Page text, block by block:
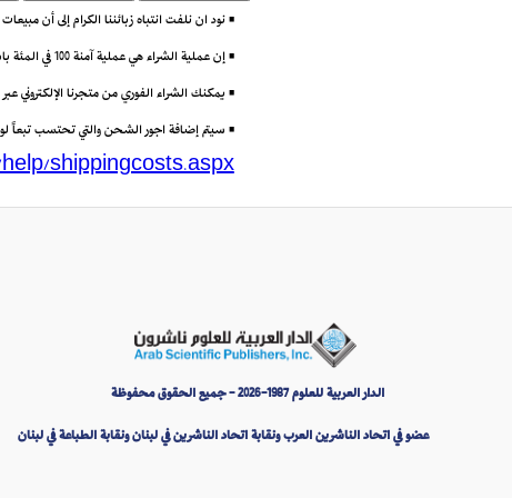
• نود ان نلفت انتباه زبائننا الكرام إلى أن
• إن عملية الشراء هي عملية آمنة 100 في المئة باستعمال تقنية (Secure Socket Layer) أو SSL التي تتيح إرسال البيانات مشفرة عبر الانترنت.
• يمكنك الشراء الفوري من متجرنا
• سيتم إضافة اجور الشحن والتي تحتسب تبعاً
shippingcosts.aspx
الدار العربية للعلوم 1987-2026 - جميع الحقوق محفوظة
عضو في اتحاد الناشرين العرب ونقابة اتحاد الناشرين في لبنان ونقابة الطباعة في لبنان